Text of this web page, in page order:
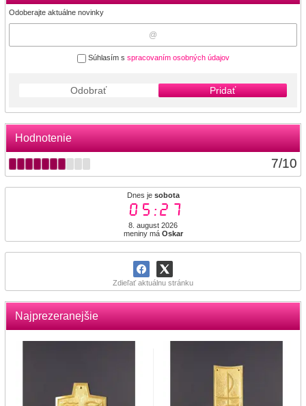
Odoberajte aktuálne novinky
Súhlasím s spracovaním osobných údajov
Odobrať Pridať
Hodnotenie
7/10
Dnes je sobota
05:28
8. august 2026
meniny má Oskar
Zdieľať aktuálnu stránku
Najprezeranejšie